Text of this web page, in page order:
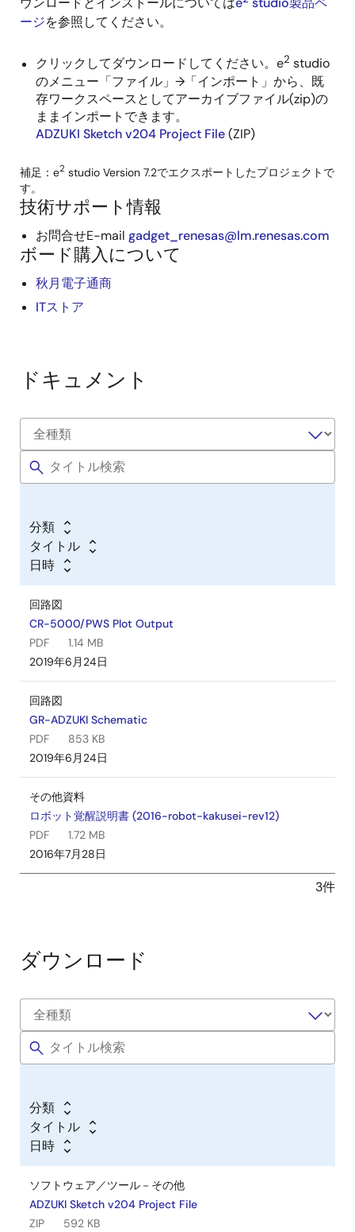
ージを参照してください。
クリックしてダウンロードしてください。e2 studio
のメニュー「ファイル」→「インポート」から、既
存ワークスペースとしてアーカイブファイル(zip)の
ままインポートできます。
ADZUKI Sketch v204 Project File(ZIP)
補足：e2 studio Version 7.2でエクスポートしたプロジェクトで
す。
技術サポート情報
お問合せE-mail gadget_renesas@lm.renesas.com
ボード購入について
秋月電子通商
ITストア
ドキュメント
分類
タイトル
日時
回路図
CR-5000/PWS Plot Output
PDF
1.14 MB
2019年6月24日
回路図
GR-ADZUKI Schematic
PDF
853 KB
2019年6月24日
その他資料
ロボット覚醒説明書 (2016-robot-kakusei-rev12)
PDF
1.72 MB
2016年7月28日
3件
ダウンロード
分類
タイトル
日時
ソフトウェア／ツール－その他
ADZUKI Sketch v204 Project File
ZIP
592 KB